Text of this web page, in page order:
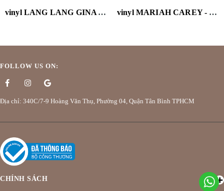
vinyl LANG LANG GINA ALICE & EWANDHAUSORCHESTER ANDRIS NELSONS - SAINT-SAENS: CARNIVAL OF THE ANIMALS (NARRATED BY JIMMY FALLON) vinyl MARIAH CAREY - MERRY CHRISTMAS (PICTURE DISC)
FOLLOW US ON:
Địa chỉ: 340C/7-9 Hoàng Văn Thụ, Phường 04, Quận Tân Bình TPHCM
CHÍNH SÁCH